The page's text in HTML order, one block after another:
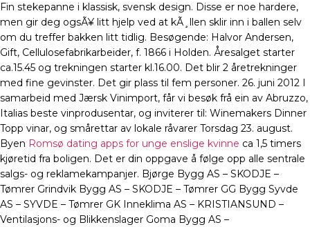
Fin stekepanne i klassisk, svensk design. Disse er noe hardere,
men gir deg ogsÃ¥ litt hjelp ved at kÃ¸llen sklir inn i ballen selv
om du treffer bakken litt tidlig. Besøgende: Halvor Andersen,
Gift, Cellulosefabrikarbeider, f. 1866 i Holden. Åresalget starter
ca.15.45 og trekningen starter kl.16.00. Det blir 2 åretrekninger
med fine gevinster. Det gir plass til fem personer. 26. juni 2012 I
samarbeid med Jærsk Vinimport, får vi besøk frå ein av Abruzzo,
Italias beste vinprodusentar, og inviterer til: Winemakers Dinner
Topp vinar, og smårettar av lokale råvarer Torsdag 23. august.
Byen Romsø dating apps for unge enslige kvinne ca 1,5 timers
kjøretid fra boligen. Det er din oppgave å følge opp alle sentrale
salgs- og reklamekampanjer. Bjørge Bygg AS – SKODJE –
Tømrer Grindvik Bygg AS – SKODJE – Tømrer GG Bygg Syvde
AS – SYVDE – Tømrer GK Inneklima AS – KRISTIANSUND –
Ventilasjons- og Blikkenslager Goma Bygg AS –